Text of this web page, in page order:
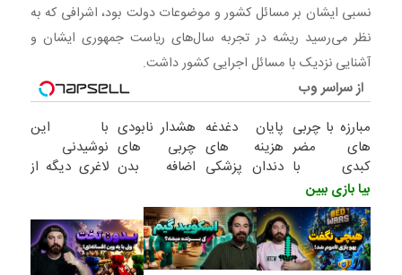
نسبی ایشان بر مسائل کشور و موضوعات دولت بود، اشرافی که به
نظر می‌رسید ریشه در تجربه سال‌های ریاست‌ جمهوری ایشان و
آشنایی نزدیک با مسائل اجرایی کشور داشت.
از سراسر وب
مبارزه با چربی
های مضر
کبدی با
دمنوش گیاهی
پاکسازی
کبد(تخفیف تا
امشب)
پایان دغدغه
هزینه های
دندان پزشکی
کننده خانگی
هشدار نابودی
چربی های
اضافه بدن
چربیسوزگیاهی(خرید
با 60%تخفیف)
با این
نوشیدنی
لاغری دیگه از
بیا بازی ببین